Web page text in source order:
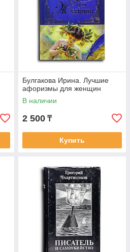
Булгакова Ирина. Лучшие
афоризмы для женщин
В наличии
2 500 ₸
Купить